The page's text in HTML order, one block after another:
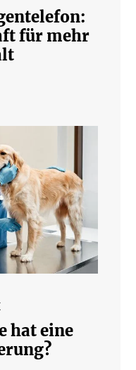
für mehr
hat eine